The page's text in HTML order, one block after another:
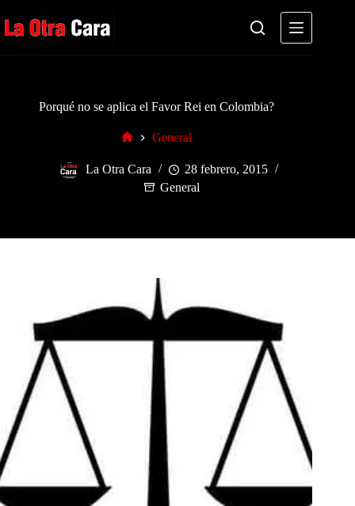
al
contenido
Porqué no se aplica el Favor Rei en Colombia?
General
La Otra Cara
28 febrero, 2015
General